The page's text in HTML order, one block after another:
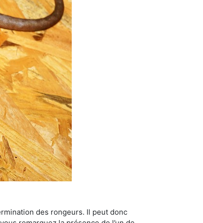
des rongeurs. Il peut donc